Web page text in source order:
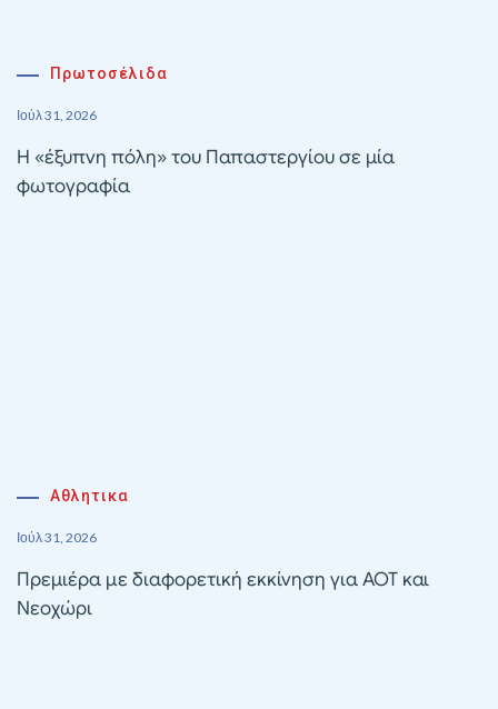
Πρωτοσέλιδα
Ιούλ 31, 2026
Η «έξυπνη πόλη» του Παπαστεργίου σε μία
φωτογραφία
Αθλητικα
Ιούλ 31, 2026
Πρεμιέρα με διαφορετική εκκίνηση για ΑΟΤ και
Νεοχώρι